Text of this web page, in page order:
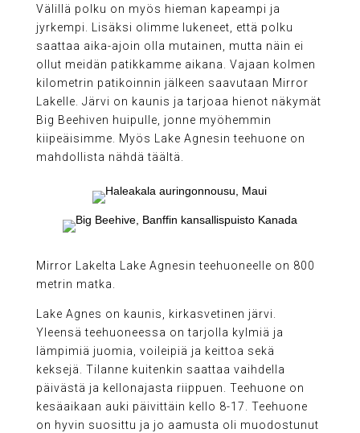
Välillä polku on myös hieman kapeampi ja
jyrkempi. Lisäksi olimme lukeneet, että polku
saattaa aika-ajoin olla mutainen, mutta näin ei
ollut meidän patikkamme aikana. Vajaan kolmen
kilometrin patikoinnin jälkeen saavutaan Mirror
Lakelle. Järvi on kaunis ja tarjoaa hienot näkymät
Big Beehiven huipulle, jonne myöhemmin
kiipeäisimme. Myös Lake Agnesin teehuone on
mahdollista nähdä täältä.
Mirror Lakelta Lake Agnesin teehuoneelle on 800
metrin matka.
Lake Agnes on kaunis, kirkasvetinen järvi.
Yleensä teehuoneessa on tarjolla kylmiä ja
lämpimiä juomia, voileipiä ja keittoa sekä
keksejä. Tilanne kuitenkin saattaa vaihdella
päivästä ja kellonajasta riippuen. Teehuone on
kesäaikaan auki päivittäin kello 8-17. Teehuone
on hyvin suosittu ja jo aamusta oli muodostunut